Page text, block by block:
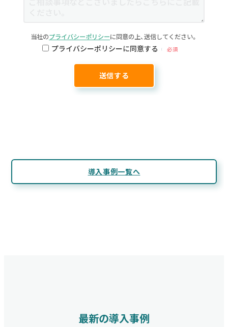
当社のプライバシーポリシーに同意の上、送信してください。
プライバシーポリシーに同意する 必須
導入事例一覧へ
最新の導入事例